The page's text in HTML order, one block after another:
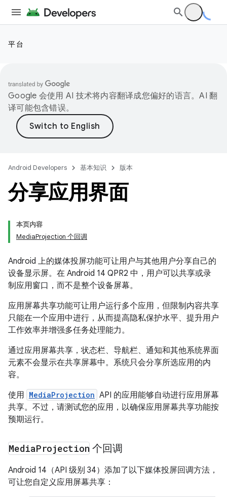
平台
Google 会使用 AI 技术将内容翻译成您偏好的语言。AI 翻
译可能包含错误。
Android Developers 基本知识 版本
分享应用界面
本页内容
MediaProjection 个回调
Android 上的媒体投屏功能可让用户与其他用户分享自己的
设备显示屏。在 Android 14 QPR2 中，用户可以共享或录
制应用窗口，而不是整个设备屏幕。
应用屏幕共享功能可让用户运行多个应用，但限制内容共享
只能在一个应用中进行，从而提高隐私保护水平、提升用户
工作效率并增强多任务处理能力。
通过应用屏幕共享，状态栏、导航栏、通知和其他系统界面
元素不会显示在共享屏幕中。系统只会分享所选应用的内
容。
使用 MediaProjection API 的应用能够自动进行应用屏幕
共享。不过，请测试您的应用，以确保应用屏幕共享功能按
预期运行。
MediaProjection 个回调
Android 14（API 级别 34）添加了以下媒体投屏回调方法，
可让您自定义应用屏幕共享：